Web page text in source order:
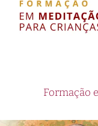
Formação